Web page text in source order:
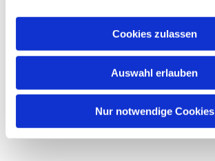
Cookies zulassen
Auswahl erlauben
Nur notwendige Cookies